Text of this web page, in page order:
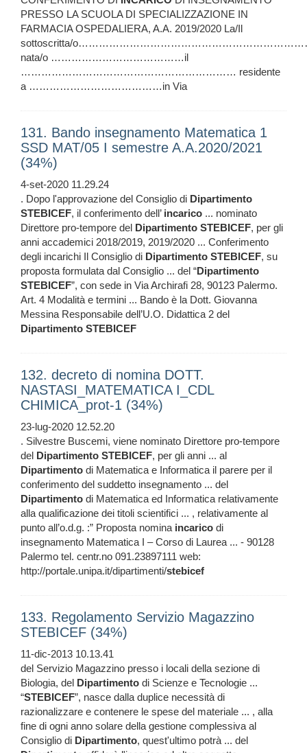
PRESSO LA SCUOLA DI SPECIALIZZAZIONE IN
FARMACIA OSPEDALIERA, A.A. 2019/2020 La/Il
sottoscritta/
nata/o …………………………………il
……………………………………………………… residente
a …………………………………in Via
131. Bando insegnamento Matematica 1
SSD MAT/05 I semestre A.A.2020/2021
(34%)
4-set-2020 11.29.24
. Dopo l'approvazione del Consiglio di Dipartimento
STEBICEF, il conferimento dell’ incarico ... nominato
Direttore pro-tempore del Dipartimento STEBICEF, per gli
anni accademici 2018/2019, 2019/2020 ... Conferimento
degli incarichi Il Consiglio di Dipartimento STEBICEF, su
proposta formulata dal Consiglio ... del “Dipartimento
STEBICEF”, con sede in Via Archirafi 28, 90123 Palermo.
Art. 4 Modalità e termini ... Bando è la Dott. Giovanna
Messina Responsabile dell’U.O. Didattica 2 del
Dipartimento STEBICEF
132. decreto di nomina DOTT.
NASTASI_MATEMATICA I_CDL
CHIMICA_prot-1 (34%)
23-lug-2020 12.52.20
. Silvestre Buscemi, viene nominato Direttore pro-tempore
del Dipartimento STEBICEF, per gli anni ... al
Dipartimento di Matematica e Informatica il parere per il
conferimento del suddetto insegnamento ... del
Dipartimento di Matematica ed Informatica relativamente
alla qualificazione dei titoli scientifici ... , relativamente al
punto all’o.d.g. :” Proposta nomina incarico di
insegnamento Matematica I – Corso di Laurea ... - 90128
Palermo tel. centr.no 091.23897111 web:
http://portale.unipa.it/dipartimenti/stebicef
133. Regolamento Servizio Magazzino
STEBICEF (34%)
11-dic-2013 10.13.41
del Servizio Magazzino presso i locali della sezione di
Biologia, del Dipartimento di Scienze e Tecnologie ...
“STEBICEF”, nasce dalla duplice necessità di
razionalizzare e contenere le spese del materiale ... , alla
fine di ogni anno solare della gestione complessiva al
Consiglio di Dipartimento, quest'ultimo potrà ... del